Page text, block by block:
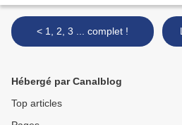
< 1, 2, 3 ... complet !
Hébergé par Canalblog
Top articles